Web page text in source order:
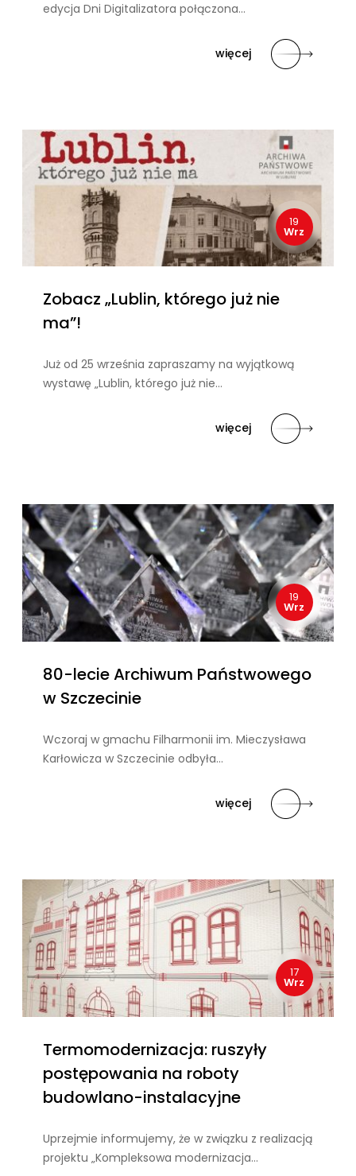
edycja Dni Digitalizatora połączona…
więcej
19
Wrz
Zobacz „Lublin, którego już nie
ma”!
Już od 25 września zapraszamy na wyjątkową
wystawę „Lublin, którego już nie…
więcej
19
Wrz
80-lecie Archiwum Państwowego
w Szczecinie
Wczoraj w gmachu Filharmonii im. Mieczysława
Karłowicza w Szczecinie odbyła…
więcej
17
Wrz
Termomodernizacja: ruszyły
postępowania na roboty
budowlano-instalacyjne
Uprzejmie informujemy, że w związku z realizacją
projektu „Kompleksowa modernizacja…